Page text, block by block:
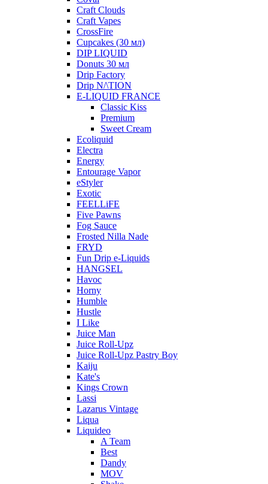
Craft Clouds
Craft Vapes
CrossFire
Cupcakes (30 мл)
DIP LIQUID
Donuts 30 мл
Drip Factory
Drip N/\TION
E-LIQUID FRANCE
Classic Kiss
Premium
Sweet Cream
Ecoliquid
Electra
Energy
Entourage Vapor
eStyler
Exotic
FEELLiFE
Five Pawns
Fog Sauce
Frosted Nilla Nade
FRYD
Fun Drip e-Liquids
HANGSEL
Havoc
Horny
Humble
Hustle
I Like
Juice Man
Juice Roll-Upz
Juice Roll-Upz Pastry Boy
Kaiju
Kate's
Kings Crown
Lassi
Lazarus Vintage
Liqua
Liquideo
A Team
Best
Dandy
MOV